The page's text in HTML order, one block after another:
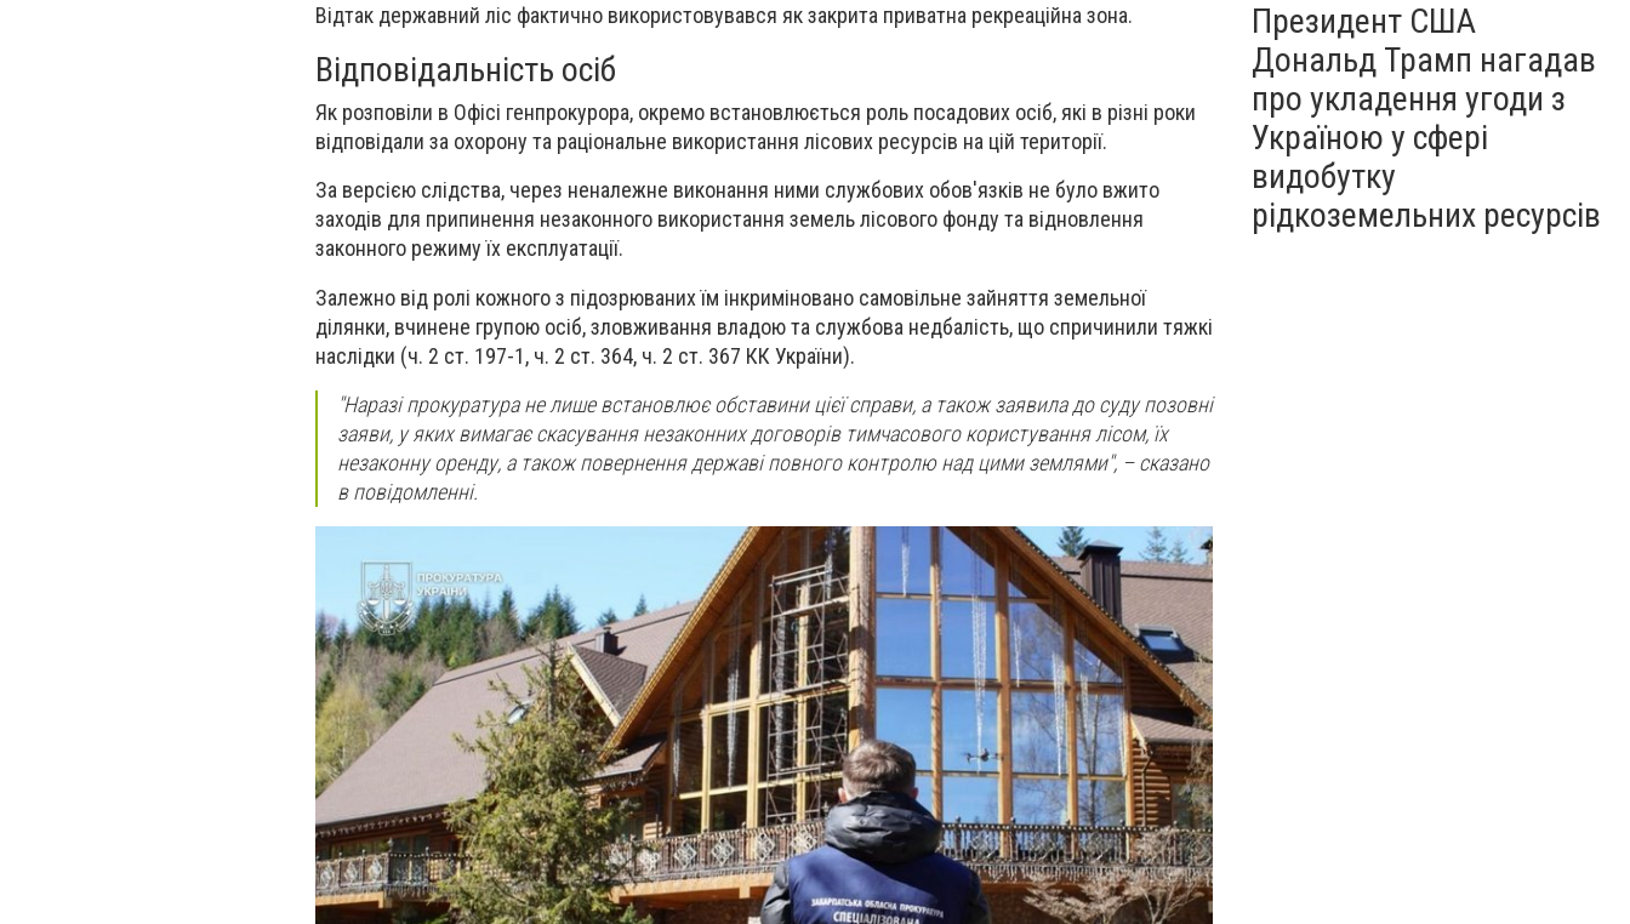
Відтак державний ліс фактично використовувався як закрита приватна рекреаційна зона.
Відповідальність осіб
Як розповіли в Офісі генпрокурора, окремо встановлюється роль посадових осіб, які в різні роки
відповідали за охорону та раціональне використання лісових ресурсів на цій території.
За версією слідства, через неналежне виконання ними службових обов'язків не було вжито
заходів для припинення незаконного використання земель лісового фонду та відновлення
законного режиму їх експлуатації.
Залежно від ролі кожного з підозрюваних їм інкриміновано самовільне зайняття земельної
ділянки, вчинене групою осіб, зловживання владою та службова недбалість, що спричинили тяжкі
наслідки (ч. 2 ст. 197-1, ч. 2 ст. 364, ч. 2 ст. 367 КК України).
"Наразі прокуратура не лише встановлює обставини цієї справи, а також заявила до суду позовні
заяви, у яких вимагає скасування незаконних договорів тимчасового користування лісом, їх
незаконну оренду, а також повернення державі повного контролю над цими землями", – сказано
в повідомленні.
Президент США
Дональд Трамп нагадав
про укладення угоди з
Україною у сфері
видобутку
рідкоземельних ресурсів